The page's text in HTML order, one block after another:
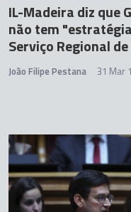
IL-Madeira diz que
não tem
Serviço Regional
João Filipe Pestana 31 Mar